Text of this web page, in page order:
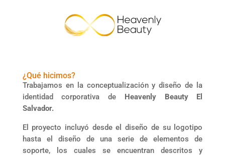
¿Qué hicimos?
Trabajamos en la conceptualización y diseño de la
identidad corporativa de Heavenly Beauty El
Salvador.
El proyecto incluyó desde el diseño de su logotipo
hasta el diseño de una serie de elementos de
soporte, los cuales se encuentran descritos y